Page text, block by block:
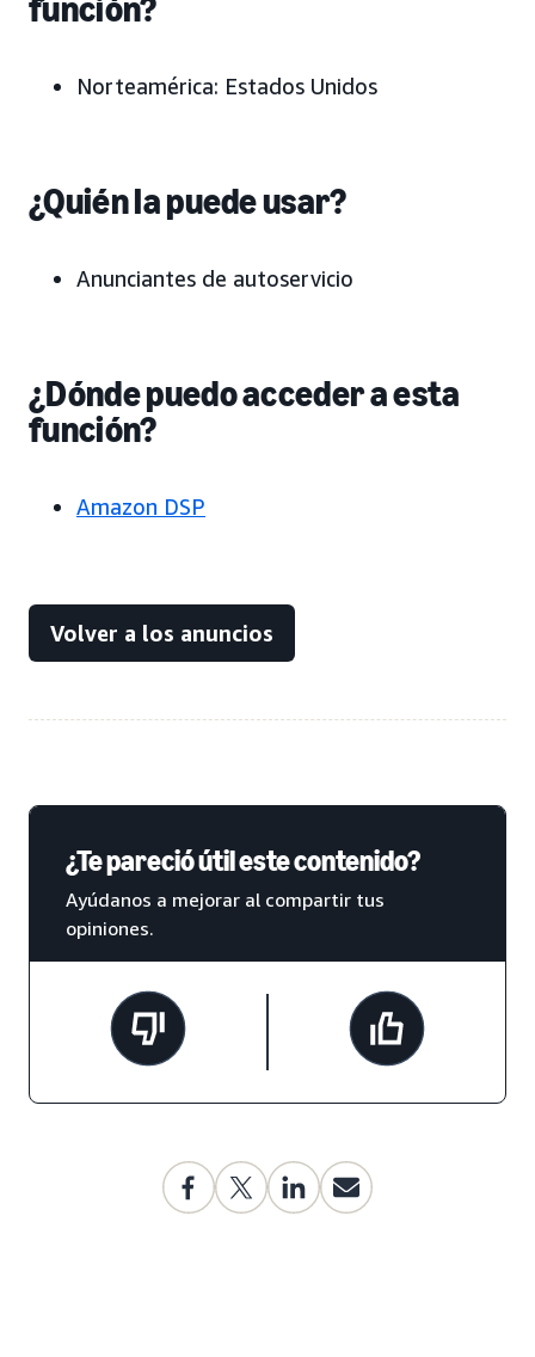
función?
Norteamérica: Estados Unidos
¿Quién la puede usar?
Anunciantes de autoservicio
¿Dónde puedo acceder a esta
función?
Amazon DSP
Volver a los anuncios
¿Te pareció útil este contenido?
Ayúdanos a mejorar al compartir tus
opiniones.